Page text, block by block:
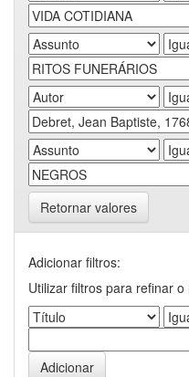
Retornar valores
Adicionar filtros:
Utilizar filtros para refinar